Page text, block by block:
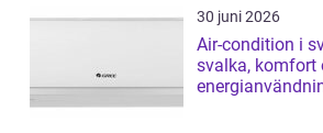
30 juni 2026
Air-condition i
svalka, komfort